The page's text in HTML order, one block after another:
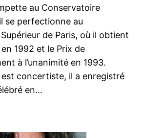
au Conservatoire
se perfectionne au
de Paris, où il obtient
1992 et le Prix de
à l’unanimité en 1993.
est concertiste, il a enregistré
en…